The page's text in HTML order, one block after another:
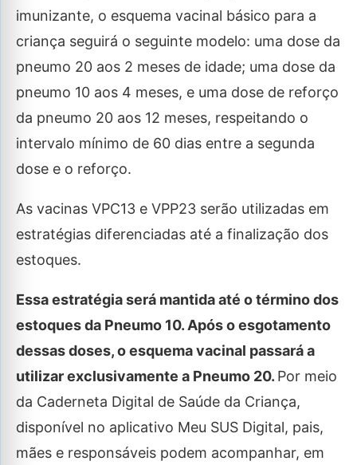
imunizante, o esquema vacinal básico para a
criança seguirá o seguinte modelo: uma dose da
pneumo 20 aos 2 meses de idade; uma dose da
pneumo 10 aos 4 meses, e uma dose de reforço
da pneumo 20 aos 12 meses, respeitando o
intervalo mínimo de 60 dias entre a segunda
dose e o reforço.
As vacinas VPC13 e VPP23 serão utilizadas em
estratégias diferenciadas até a finalização dos
estoques.
Essa estratégia será mantida até o término dos
estoques da Pneumo 10. Após o esgotamento
dessas doses, o esquema vacinal passará a
utilizar exclusivamente a Pneumo 20. Por meio
da Caderneta Digital de Saúde da Criança,
disponível no aplicativo Meu SUS Digital, pais,
mães e responsáveis podem acompanhar, em